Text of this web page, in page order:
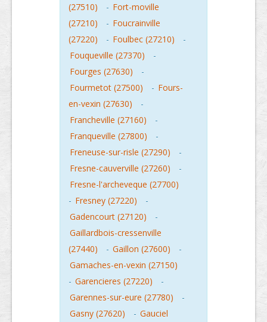
(27510)
- Fort-moville
(27210)
- Foucrainville
(27220)
- Foulbec (27210)
-
Fouqueville (27370)
-
Fourges (27630)
-
Fourmetot (27500)
- Fours-
en-vexin (27630)
-
Francheville (27160)
-
Franqueville (27800)
-
Freneuse-sur-risle (27290)
-
Fresne-cauverville (27260)
-
Fresne-l'archeveque (27700)
- Fresney (27220)
-
Gadencourt (27120)
-
Gaillardbois-cressenville
(27440)
- Gaillon (27600)
-
Gamaches-en-vexin (27150)
- Garencieres (27220)
-
Garennes-sur-eure (27780)
-
Gasny (27620)
- Gauciel